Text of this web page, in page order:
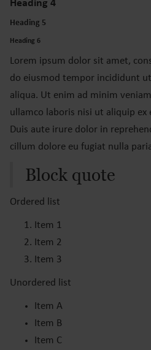
Heading 4
Heading 5
Heading 6
Lorem ipsum dolor sit amet,
do eiusmod tempor incididunt
aliqua. Ut enim ad minim
ullamco laboris nisi ut aliquip ex
Duis aute irure dolor in
cillum dolore eu fugiat nulla
Block quote
Ordered list
Item 1
Item 2
Item 3
Unordered list
Item A
Item B
Item C